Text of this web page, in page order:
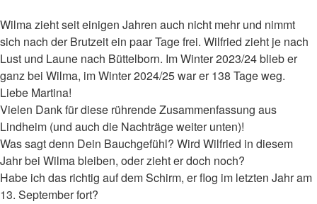
Wilma zieht seit einigen Jahren auch nicht mehr und nimmt
sich nach der Brutzeit ein paar Tage frei. Wilfried zieht je nach
Lust und Laune nach Büttelborn. Im Winter 2023/24 blieb er
ganz bei Wilma, im Winter 2024/25 war er 138 Tage weg.
Liebe Martina!
Vielen Dank für diese rührende Zusammenfassung aus
Lindheim (und auch die Nachträge weiter unten)!
Was sagt denn Dein Bauchgefühl? Wird Wilfried in diesem
Jahr bei Wilma bleiben, oder zieht er doch noch?
Habe ich das richtig auf dem Schirm, er flog im letzten Jahr am
13. September fort?